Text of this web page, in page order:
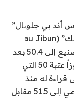
أند بي جلوبال”
(S&P Global)، ارتفع مؤشر “أو جوبان بنك” (au Jibun
Bank) لمديري المشتريات في قطاع التصنيع إلى 50.4 بعد
أن كان عند مستوى 49.4 في مايو، متجاوزاً عتبة 50 التي
قراءة له منذ
مايو 2024. كما صعد مؤشر القطاع الخدمي إلى 51.5 مقابل